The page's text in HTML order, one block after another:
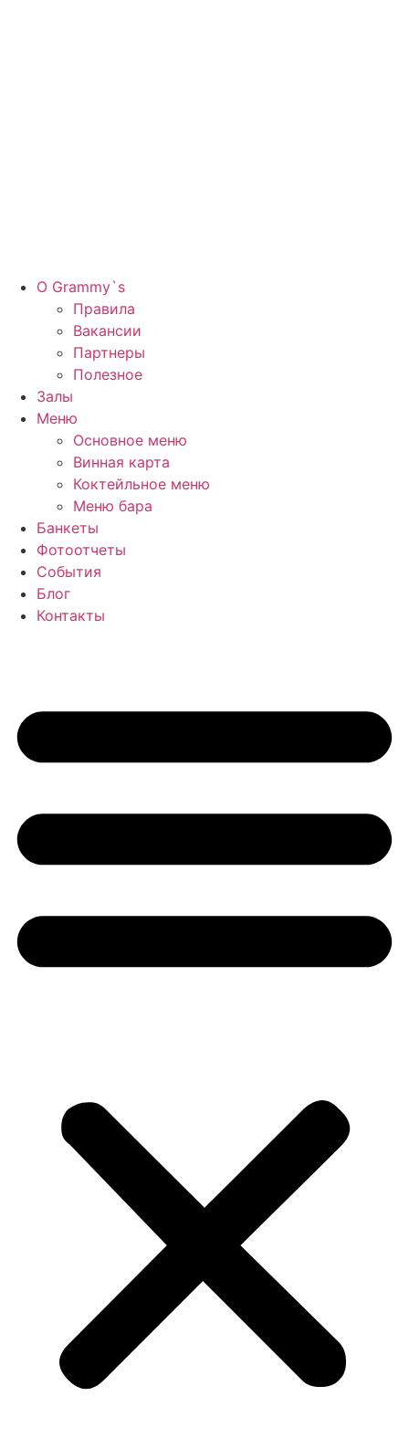
О Grammy`s
Правила
Вакансии
Партнеры
Полезное
Залы
Меню
Основное меню
Винная карта
Коктейльное меню
Меню бара
Банкеты
Фотоотчеты
События
Блог
Контакты